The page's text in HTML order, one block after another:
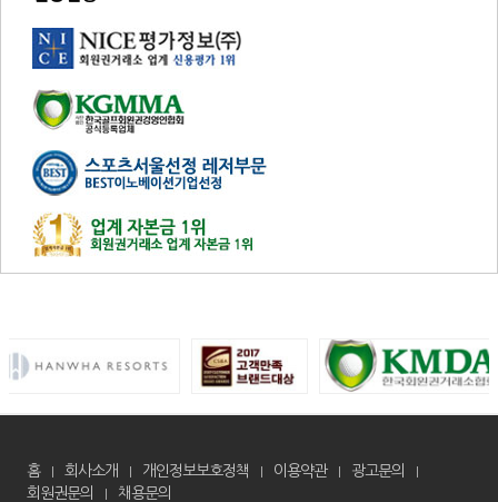
홈 회사소개 개인정보보호정책 이용약관
광고문의
회원권문의
채용문의